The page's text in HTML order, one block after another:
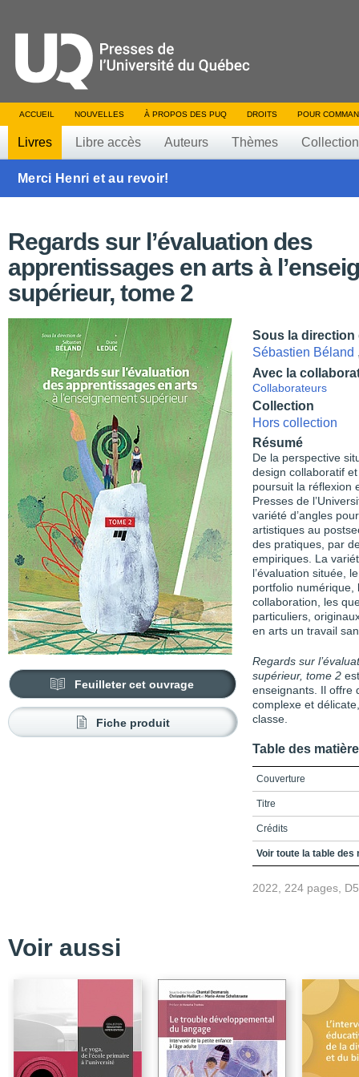
ACCUEIL NOUVELLES À PROPOS DES PUQ DROITS POUR
Livres Libre accès Auteurs Thèmes
Merci Henri et au revoir!
Regards sur l’évaluation des
apprentissages en arts à
supérieur, tome 2
Feuilleter cet ouvrage
Fiche produit
Sous la direction
Sébastien Béland
Avec la
Collaborateurs
Collection
Hors collection
Résumé
De la perspective
design collaboratif
poursuit la réflexion
Presses de
variété d’angles
artistiques au
des pratiques, par
empiriques. La
l’évaluation située,
portfolio numérique,
collaboration, les
particuliers,
en arts un travail
Regards sur
supérieur, tome 2
enseignants. Il offre
complexe et
classe.
Table des
Couverture
Titre
Crédits
Remerciements
Chapitre 1/ Rendre
postsecondaire avec
Conclusion
Références
Chapitre 2 / Porter un
pratiques des
Voir toute la table des
2022, 224 pages,
Voir aussi